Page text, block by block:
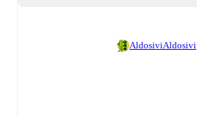
AldosiviAldosivi